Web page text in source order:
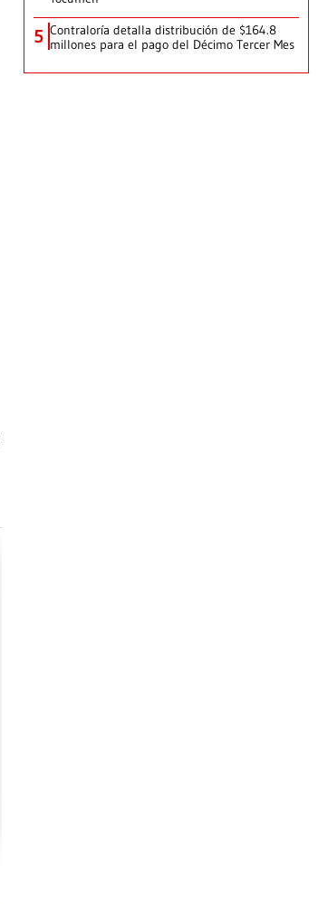
5 Contraloría detalla distribución de $164.8
millones para el pago del Décimo Tercer Mes